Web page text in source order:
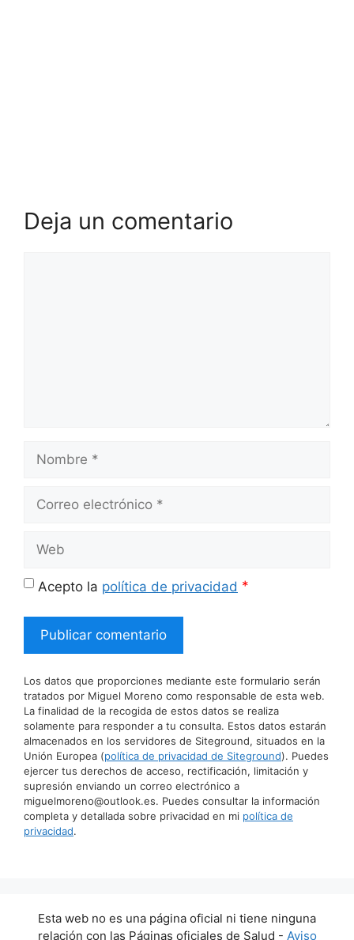
Deja un comentario
Nombre
Correo
Web
Acepto la política de privacidad *
Los datos que proporciones mediante este formulario serán
tratados por Miguel Moreno como responsable de esta web.
La finalidad de la recogida de estos datos se realiza
solamente para responder a tu consulta. Estos datos estarán
almacenados en los servidores de Siteground, situados en la
Unión Europea (política de privacidad de Siteground). Puedes
ejercer tus derechos de acceso, rectificación, limitación y
supresión enviando un correo electrónico a
miguelmoreno@outlook.es. Puedes consultar la información
completa y detallada sobre privacidad en mi política de
privacidad.
Esta web no es una página oficial ni tiene ninguna
relación con las Páginas oficiales de Salud - Aviso